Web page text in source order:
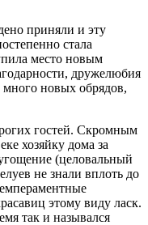
приняли и эту
стала
место новым
дружелюбия
новых обрядов,
гостей. Скромным
хозяйку дома за
(целовальный
не знали вплоть до
этому виду ласк.
так и назывался